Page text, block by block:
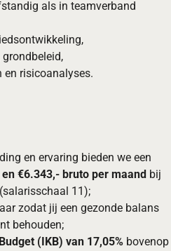
als in teamverband
en risicoanalyses.
en ervaring bieden we een
€6.343,- bruto per maand bij
11);
zodat jij een gezonde balans
behouden;
(IKB) van 17,05% bovenop